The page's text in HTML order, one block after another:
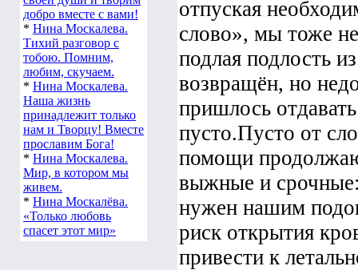
добро вместе с вами!
* Нина Москалева.
Тихий разговор с
тобою. Помним,
любим, скучаем.
* Нина Москалева.
Наша жизнь
принадлежит только
нам и Творцу! Вместе
прославим Бога!
* Нина Москалева.
Мир, в котором мы
живем.
* Нина Москалёва.
«Только любовь
спасет этот мир»
отпуская
слово», мы тоже
подлая подлость
возвращён, но
пришлось
пусто.Пусто от
помощи
выжные и
нужен нашим
риск открытия
привести к